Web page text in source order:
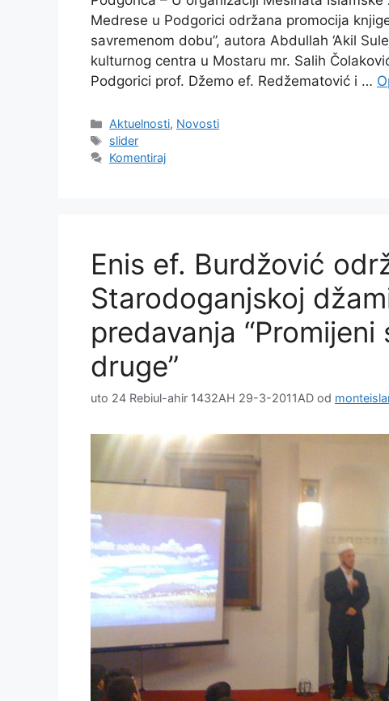
Medrese u Podgorici održana promocija
savremenom dobu”, autora Abdullah ‘Akil
kulturnog centra u Mostaru mr. Salih
Podgorici prof. Džemo ef. Redžematović i …
Kategorije
Aktuelnosti, Novosti
Oznake
slider
Komentiraj
Enis ef. Burdžović
Starodoganjskoj
predavanja
druge”
uto 24 Rebiul-ahir 1432AH 29-3-2011AD od